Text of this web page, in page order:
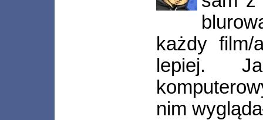
każdy film/
lepiej.
nim